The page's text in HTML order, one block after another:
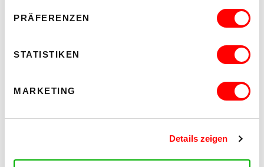
PRÄFERENZEN
STATISTIKEN
MARKETING
Details zeigen
PLATZKONZERTE 2026